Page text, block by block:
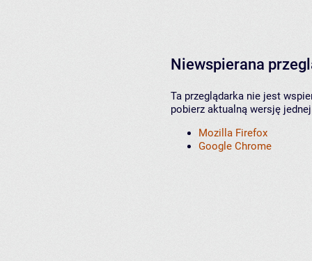
Niewspierana
Ta przeglądarka nie jest
pobierz aktualną wersję
Mozilla Firefox
Google Chrome